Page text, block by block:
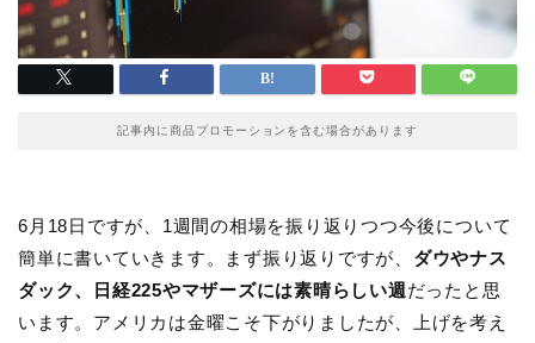
記事内に商品プロモーションを含む場合があります
6月18日ですが、1週間の相場を振り返りつつ今後について
簡単に書いていきます。まず振り返りですが、 ダウやナス
ダック、日経225やマザーズには素晴らしい週 だったと思
います。アメリカは金曜こそ下がりましたが、上げを考え